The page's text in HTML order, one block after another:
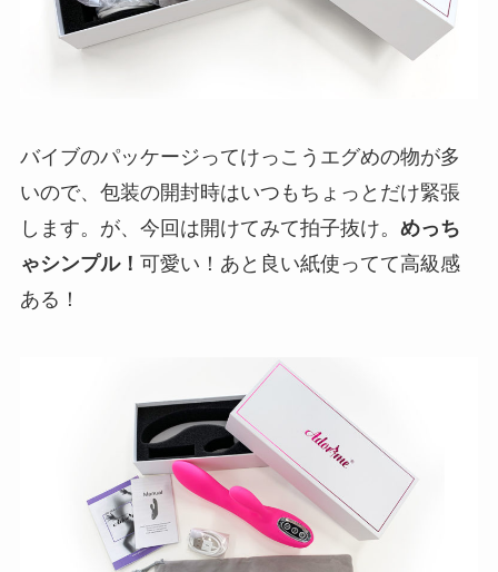
バイブのパッケージってけっこうエグめの物が多
いので、包装の開封時はいつもちょっとだけ緊張
します。が、今回は開けてみて拍子抜け。 めっち
ゃシンプル！ 可愛い！あと良い紙使ってて高級感
ある！